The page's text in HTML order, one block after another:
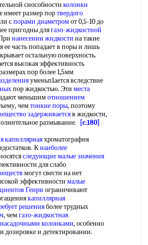
снособностн колонки
имеет размер портвердого
спорами диаметромот 0,5-10 до
пригодны длягазо-жидкостной
нанесении жидкости на такие
ее часть попадает в поры и лишь
остальную поверхность.
высокая эффективность
пор более 1,5мм
уменьп1ается вследствие
пор жидкостью. Эти места
меньшимотношением
чемтонкие поры, поэтому
задерживаетсяв жидкости,
размывание.
[c.180]
капиллярнаяхроматография
Кнаиболее
следующие малыезначения
для слабо
могут свести на нет
эффективности малые
Генри ограничивают
капиллярная
решенияболее трудных
, чемгазо-жидкостная
насадочными колонками, особенно
и детектировании.